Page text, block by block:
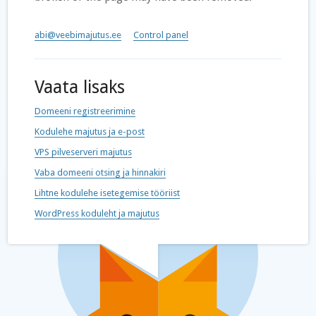
abi@veebimajutus.ee Control panel
Vaata lisaks
Domeeni registreerimine
Kodulehe majutus ja e-post
VPS pilveserveri majutus
Vaba domeeni otsing ja hinnakiri
Lihtne kodulehe isetegemise tööriist
WordPress koduleht ja majutus